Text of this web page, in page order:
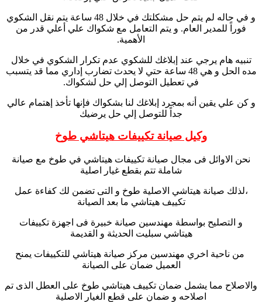
و في حاله لم يتم حل مشكلتك في خلال 48 ساعة يتم نقل الشكوي
فوراً للمدير العام. و يتم التعامل مع شكواك علي أعلي قدر من
الأهمية.
تنبيه هام يرجي عند إبلاغك للشكوي عدم تكرار الشكوي في خلال
مده الحل و هي 48 ساعة حتي لا يحدث تضارب إداري مما قد يتسبب
في تعطيل التوصل إلي حل لشكواك.
و كن علي يقين أنه بمجرد إبلاغك لنا بشكواك فإنها تأخذ إهتمام عالي
جداً للتوصل إلي حل يرضيك
وكيل صيانة تكييفات هيتاشي طوخ
نحن الاوائل فى مجال صيانة تكييفات هيتاشي في طوخ مع صيانة
شاملة تتم بقطع غيار اصلية
،لذلك صيانة هيتاشي الاصلية طوخ و التى تضمن لك كفاءة عمل
تكييف هيتاشي ما بعد الصيانة
و التصليح بواسطة مهندسين صيانة خبيرة فى اجهزة تكييفات
هيتاشي سبليت الحديثة و القديمة
من ناحية اخري مهندسين مركز صيانة هيتاشي للتكييفات يمنح
العميل ضمان على الصيانة
والاصلاح مما يشمل ضمان تكييف هيتاشي طوخ على العطل الذى تم
اصلاحه و ضمان على قطع الغيار الاصلية